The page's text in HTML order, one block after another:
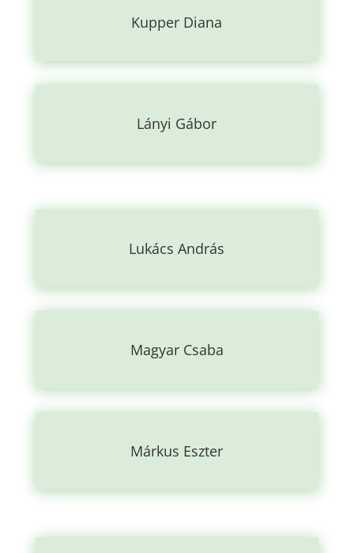
Kupper Diana
Lányi Gábor
Lukács András
Magyar Csaba
Márkus Eszter